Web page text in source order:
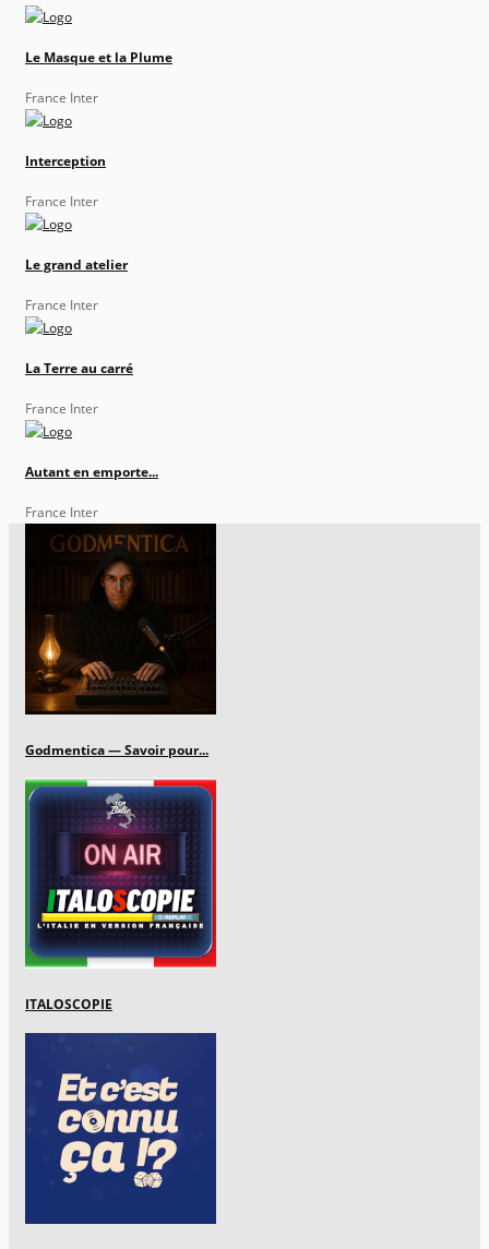
Le Masque et la Plume
France Inter
Interception
France Inter
Le grand atelier
France Inter
La Terre au carré
France Inter
Autant en emporte...
France Inter
Godmentica — Savoir pour...
ITALOSCOPIE